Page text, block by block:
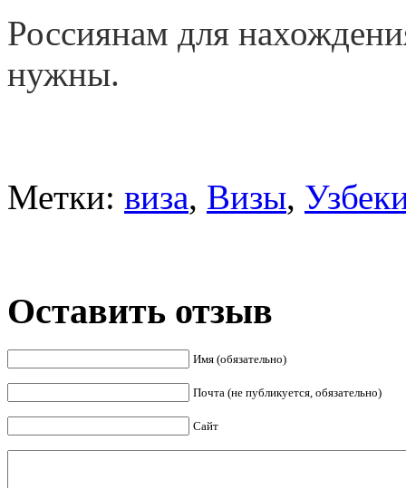
Россиянам для
нужны.
Метки: виза, Визы,
Оставить отзыв
Имя (обязательно)
Почта (не публикуется, обязательно)
Сайт